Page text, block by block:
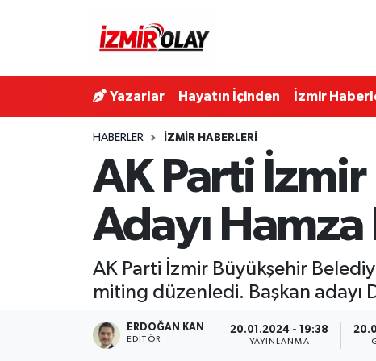
Yazarlar Hayatın İçinden İzmir
HABERLER İZMIR HABERLERI
AK Parti
Adayı
AK Parti İzmir Büyükşehir
miting düzenledi. Başkan adayı
ERDOĞAN KAN
EDITÖR
20.01.2024 - 19:38
YAYINLANMA
Konak Trafik Yoğunluk Haritası
Süper Lig Puan Durumu ve Fikstür
Tüm Manşetler
Son Dakika Haberleri
Haber Arşivi